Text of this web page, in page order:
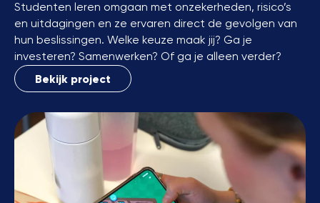
Studenten leren omgaan met onzekerheden, risico’s
en uitdagingen en ze ervaren direct de gevolgen van
hun beslissingen. Welke keuze maak jij? Ga je
investeren? Samenwerken? Of ga je alleen verder?
Bekijk project